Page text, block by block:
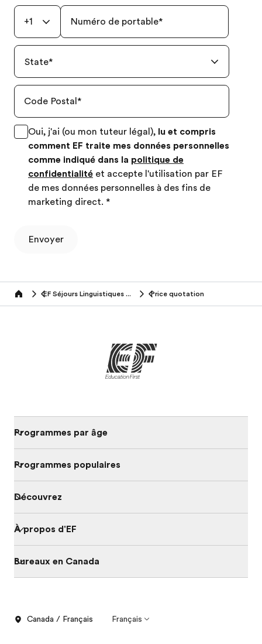
+1 Numéro de portable*
State*
Code Postal *
Oui, j'ai (ou mon tuteur légal), lu et compris
comment EF traite mes données personnelles
comme indiqué dans la politique de
confidentialité et accepte l'utilisation par EF
de mes données personnelles à des fins de
marketing direct. *
Envoyer
Home EF Séjours Linguistiques (50+ ans) Price quotation
Programmes par âge
Programmes populaires
Découvrez
À propos d'EF
Bureaux en Canada
Canada / Français Français